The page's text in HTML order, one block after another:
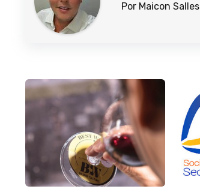
Por Maicon Salles